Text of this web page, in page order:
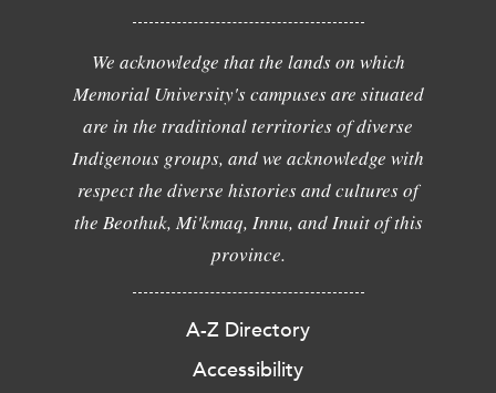
We acknowledge that the lands on which
Memorial University's campuses are situated
are in the traditional territories of diverse
Indigenous groups, and we acknowledge with
respect the diverse histories and cultures of
the Beothuk, Mi'kmaq, Innu, and Inuit of this
province.
A-Z Directory
Accessibility